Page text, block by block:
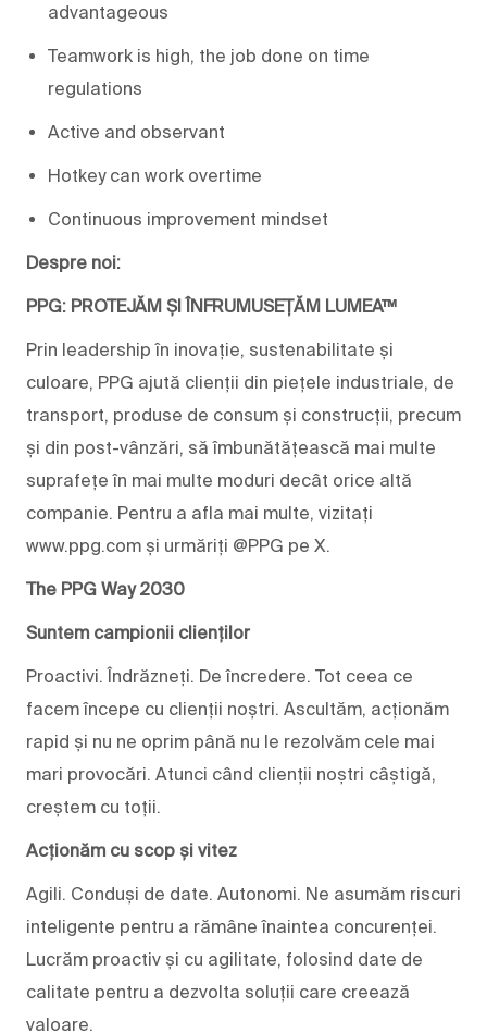
advantageous
Teamwork is high, the job done on time
regulations
Active and observant
Hotkey can work overtime
Continuous improvement mindset
Despre noi:
PPG: PROTEJĂM ȘI ÎNFRUMUSEȚĂM LUMEA™
Prin leadership în inovație, sustenabilitate și
culoare, PPG ajută clienții din piețele industriale, de
transport, produse de consum și construcții, precum
și din post-vânzări, să îmbunătățească mai multe
suprafețe în mai multe moduri decât orice altă
companie. Pentru a afla mai multe, vizitați
www.ppg.com și urmăriți @PPG pe X.
The PPG Way 2030
Suntem campionii clienților
Proactivi. Îndrăzneți. De încredere. Tot ceea ce
facem începe cu clienții noștri. Ascultăm, acționăm
rapid și nu ne oprim până nu le rezolvăm cele mai
mari provocări. Atunci când clienții noștri câștigă,
creștem cu toții.
Acționăm cu scop și vitez
Agili. Conduși de date. Autonomi. Ne asumăm riscuri
inteligente pentru a rămâne înaintea concurenței.
Lucrăm proactiv și cu agilitate, folosind date de
calitate pentru a dezvolta soluții care creează
valoare.